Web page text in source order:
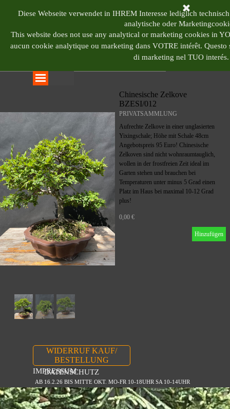
Diese Webseite verwendet in IHREM Interesse lediglich
analytische oder
This website does not use any analytical or marketing cookies in
aucun cookie analytique ou marketing dans VOTRE intérêt. Questo
di marketing nel TUO interés.
BONSAI CENTRUM
Menü überspringen
Chinesische Zelkove
BZESI/012
PRIVATSAMMLUNG
Aufrechte Zelkove in einer unglasierten
Yixingschale; Höhe mit Schale 48cm
Angebotspreis 95 Euro! Chinesische
Zelkoven sind nicht wohnraumtauglich,
wollen in der frostfreien Zeit ideal im
Garten stehen und brauchen bei
Temperaturen unter minus 5 Grad einen
Platz im Haus bei maximal 10-12 Grad
plus!
0,00 €
Hinzufügen
WIDERRUF KAUF/
BESTELLUNG
IMPRESSUM
DATENSCHUTZ
AB 16.2.26 BIS MITTE OKT. MO-FR 10-18UHR SA 10-14UHR
Zurück zum Seiteninhalt